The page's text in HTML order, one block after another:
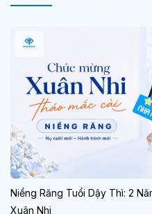
Niềng Răng Tuổi Dậy Thì: 2
Xuân Nhi